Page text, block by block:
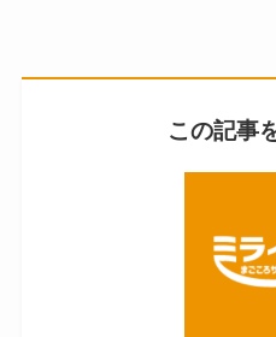
この記事